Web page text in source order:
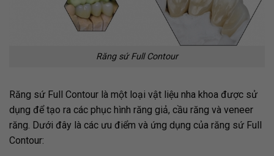
Răng sứ Full Contour
Răng sứ Full Contour là một loại vật liệu nha khoa được sử
dụng để tạo ra các phục hình răng giả, cầu răng và veneer
răng. Dưới đây là các ưu điểm và ứng dụng của răng sứ Full
Contour: